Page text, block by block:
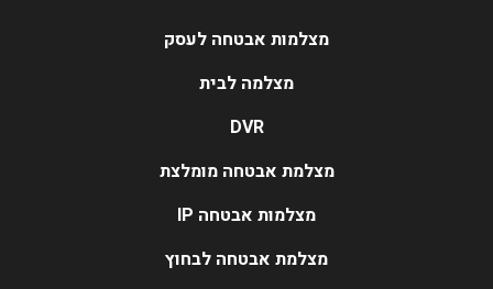
מצלמות אבטחה לעסק
מצלמה לבית
DVR
מצלמת אבטחה מומלצת
מצלמות אבטחה IP
מצלמת אבטחה לבחוץ